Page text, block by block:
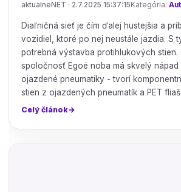
aktualneNET · 2.7.2025 15:37:15 Kategória:
Diaľničná sieť je čím ďalej hustejšia a
vozidiel, ktoré po nej neustále jazdia. S
potrebná výstavba protihlukových stien.
spoločnosť Egoé noba má skvelý
ojazdené pneumatiky - tvorí
stien z ojazdených pneumatík a PET
Celý článok